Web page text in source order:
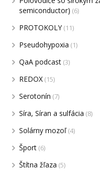
semiconductor) (6)
PROTOKOLY(11)
Pseudohypoxia (1)
QaA podcast (3)
REDOX (15)
Serotonín (7)
Síra, Síran a sulfácia (8)
Solárny mozoľ(4)
Šport (6)
Štítna žľaza (5)